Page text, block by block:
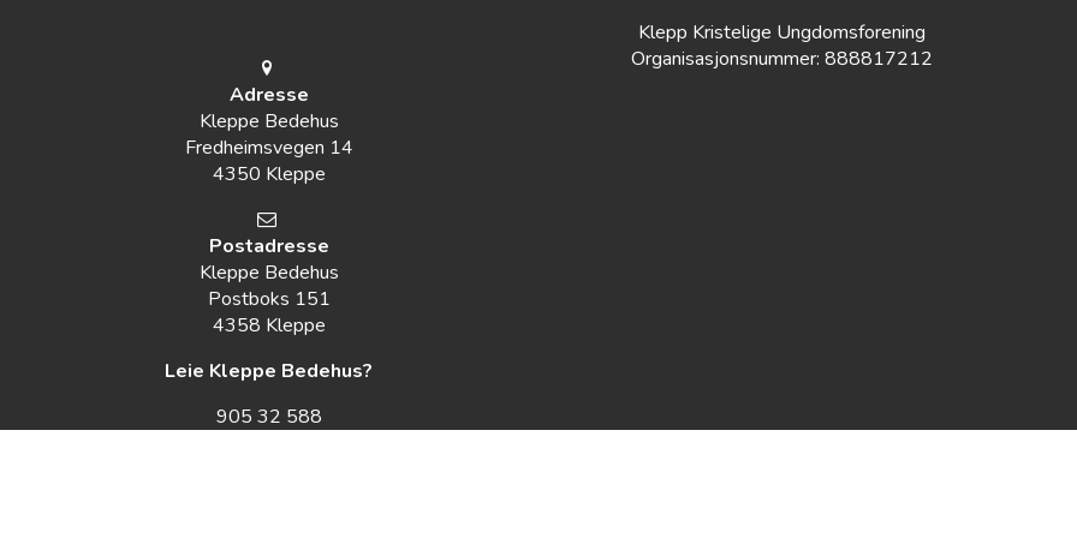
Adresse
Kleppe Bedehus
Fredheimsvegen 14
4350 Kleppe
Postadresse
Kleppe Bedehus
Postboks 151
4358 Kleppe
Leie Kleppe Bedehus?
905 32 588
Klepp Kristelige Ungdomsforening
Organisasjonsnummer: 888817212